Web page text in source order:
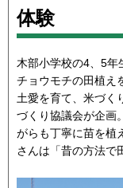
体験
木部小学校の4、5年
チョウモチの田植え
土愛を育て、米づく
づくり協議会が企画
がらも丁寧に苗を植
さんは「昔の方法で